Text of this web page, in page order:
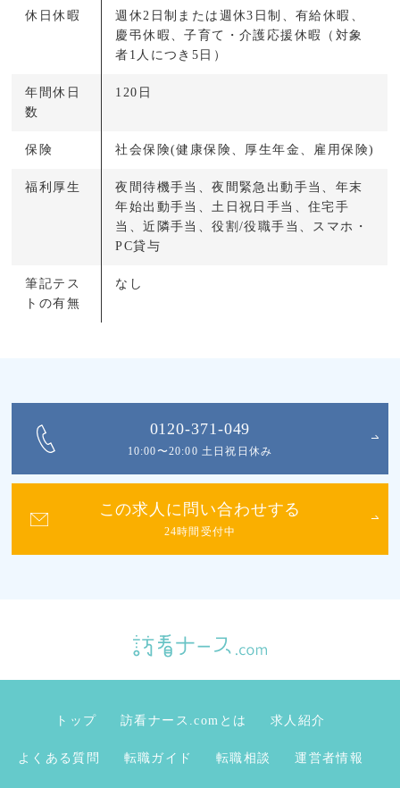
休日休暇
週休2日制または週休3日制、有給休暇、
慶弔休暇、子育て・介護応援休暇（対象
者1人につき5日）
年間休日
数
120日
保険 社会保険(健康保険、厚生年金、雇用保険)
福利厚生
夜間待機手当、夜間緊急出動手当、年末
年始出動手当、土日祝日手当、住宅手
当、近隣手当、役割/役職手当、スマホ・
PC貸与
筆記テス
トの有無
なし
0120-371-049
10:00〜20:00 土日祝日休み
この求人に問い合わせする
24時間受付中
トップ 訪看ナース.comとは 求人紹介
よくある質問 転職ガイド 転職相談 運営者情報